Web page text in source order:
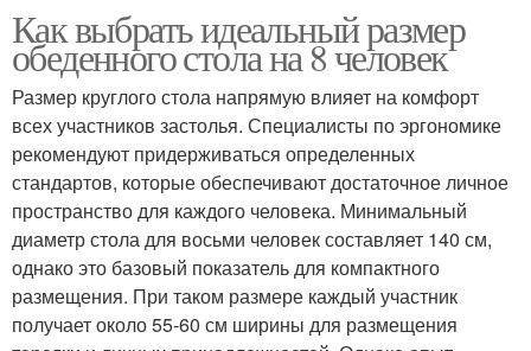
Как выбрать идеальный размер
обеденного стола на 8 человек
Размер круглого стола напрямую влияет на комфорт
всех участников застолья. Специалисты по эргономике
рекомендуют придерживаться определенных
стандартов, которые обеспечивают достаточное личное
пространство для каждого человека. Минимальный
диаметр стола для восьми человек составляет 140 см,
однако это базовый показатель для компактного
размещения. При таком размере каждый участник
получает около 55-60 см ширины для размещения